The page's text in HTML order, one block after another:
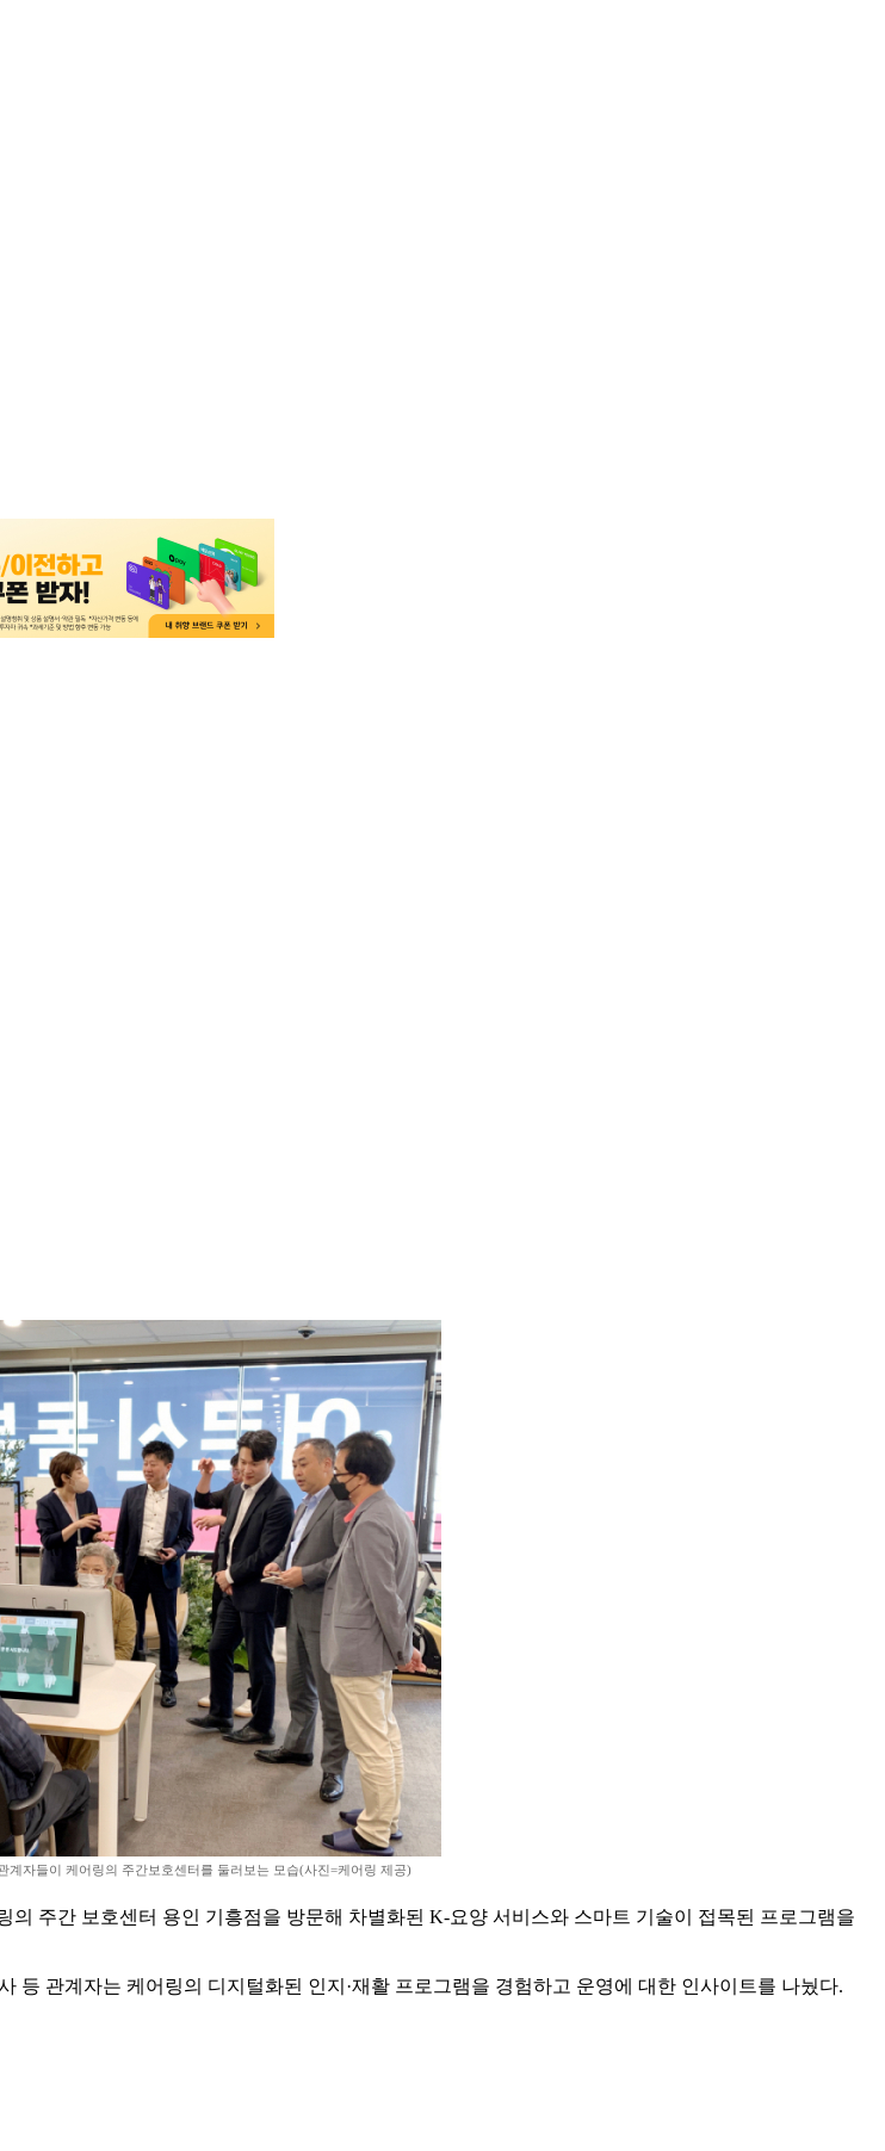
자들이 케어링의 주간보호센터를 둘러보는 모습(사진=케어링 제공)
주간 보호센터 용인 기흥점을 방문해 차별화된 K-요양 서비스와 스마트 기술이 접목된 프로그램을
관계자는 케어링의 디지털화된 인지·재활 프로그램을 경험하고 운영에 대한 인사이트를 나눴다.